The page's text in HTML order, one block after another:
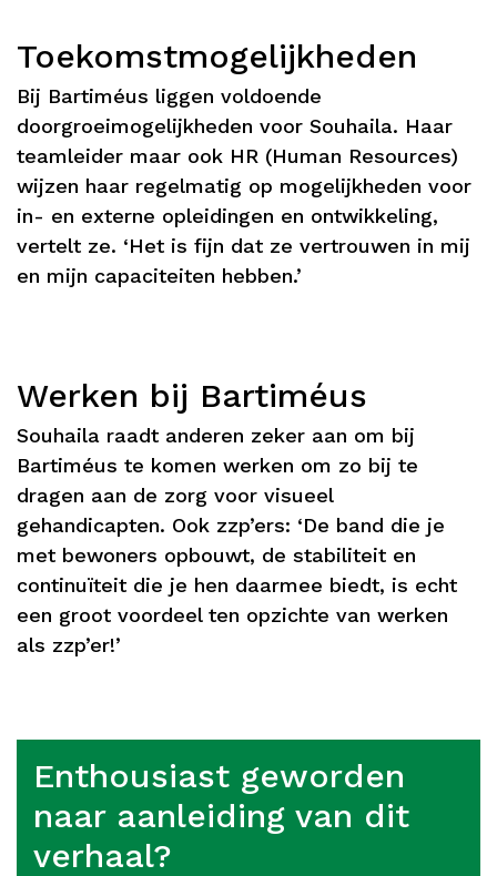
Toekomstmogelijkheden
Bij Bartiméus liggen voldoende
doorgroeimogelijkheden voor Souhaila. Haar
teamleider maar ook HR (Human Resources)
wijzen haar regelmatig op mogelijkheden voor
in- en externe opleidingen en ontwikkeling,
vertelt ze. ‘Het is fijn dat ze vertrouwen in mij
en mijn capaciteiten hebben.’
Werken bij Bartiméus
Souhaila raadt anderen zeker aan om bij
Bartiméus te komen werken om zo bij te
dragen aan de zorg voor visueel
gehandicapten. Ook zzp’ers: ‘De band die je
met bewoners opbouwt, de stabiliteit en
continuïteit die je hen daarmee biedt, is echt
een groot voordeel ten opzichte van werken
als zzp’er!’
Enthousiast geworden
naar aanleiding van dit
verhaal?